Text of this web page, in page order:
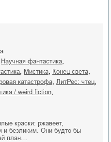
научная фантастика
мистика конец света
катастрофа ЛитРес: чтец
/ weird fiction
краски: ржавеет,
и безликим. Они будто бы
план…